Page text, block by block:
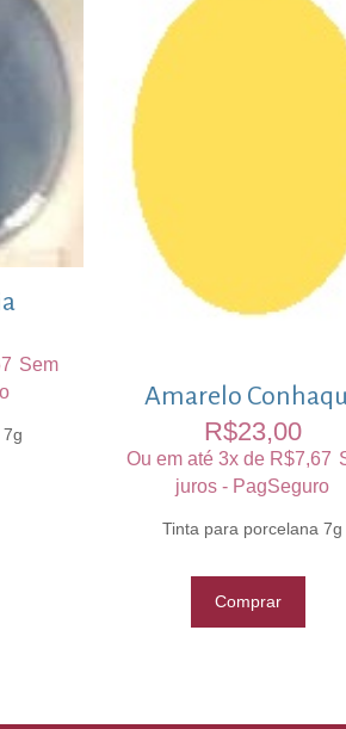
Sem
Amarelo
R$23,00
Ou em até 3x de R$7,67
juros - PagSeguro
Tinta para porcelana 7g
Comprar